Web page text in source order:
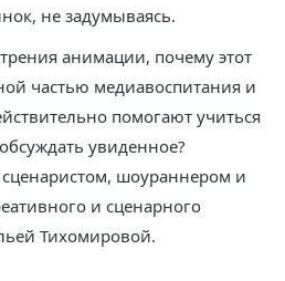
не задумываясь.
анимации, почему этот
частью медиавоспитания и
помогают учиться
увиденное?
сценаристом, шоураннером и
и сценарного
Тихомировой.